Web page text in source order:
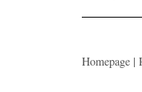
Homepage |